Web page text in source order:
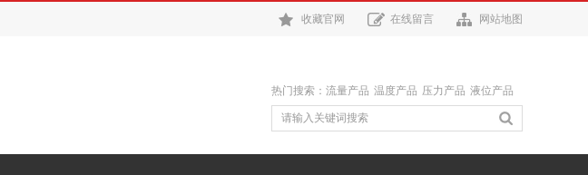
收藏官网 在线留言 网站地图
热门搜索： 流量产品 温度产品 压力产品 液位产品